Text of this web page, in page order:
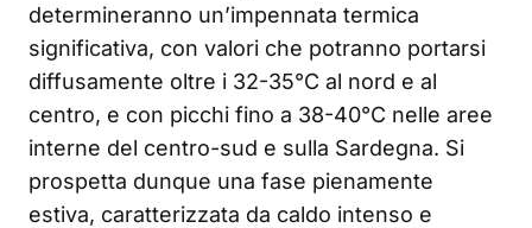
determineranno un’impennata termica
significativa, con valori che potranno portarsi
diffusamente oltre i 32-35°C al nord e al
centro, e con picchi fino a 38-40°C nelle aree
interne del centro-sud e sulla Sardegna. Si
prospetta dunque una fase pienamente
estiva, caratterizzata da caldo intenso e